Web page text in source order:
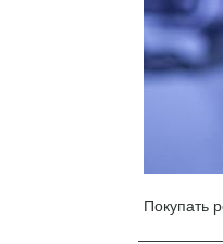
Покупать